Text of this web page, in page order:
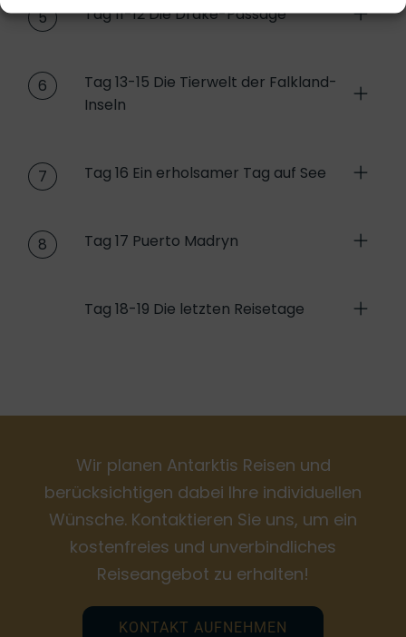
5 Tag 11-12 Die Drake-Passage
6
Tag 13-15 Die Tierwelt der Falkland-
Inseln
7 Tag 16 Ein erholsamer Tag auf See
8 Tag 17 Puerto Madryn
Tag 18-19 Die letzten Reisetage
Wir planen Antarktis Reisen und
berücksichtigen dabei Ihre individuellen
Wünsche. Kontaktieren Sie uns, um ein
kostenfreies und unverbindliches
Reiseangebot zu erhalten!
KONTAKT AUFNEHMEN